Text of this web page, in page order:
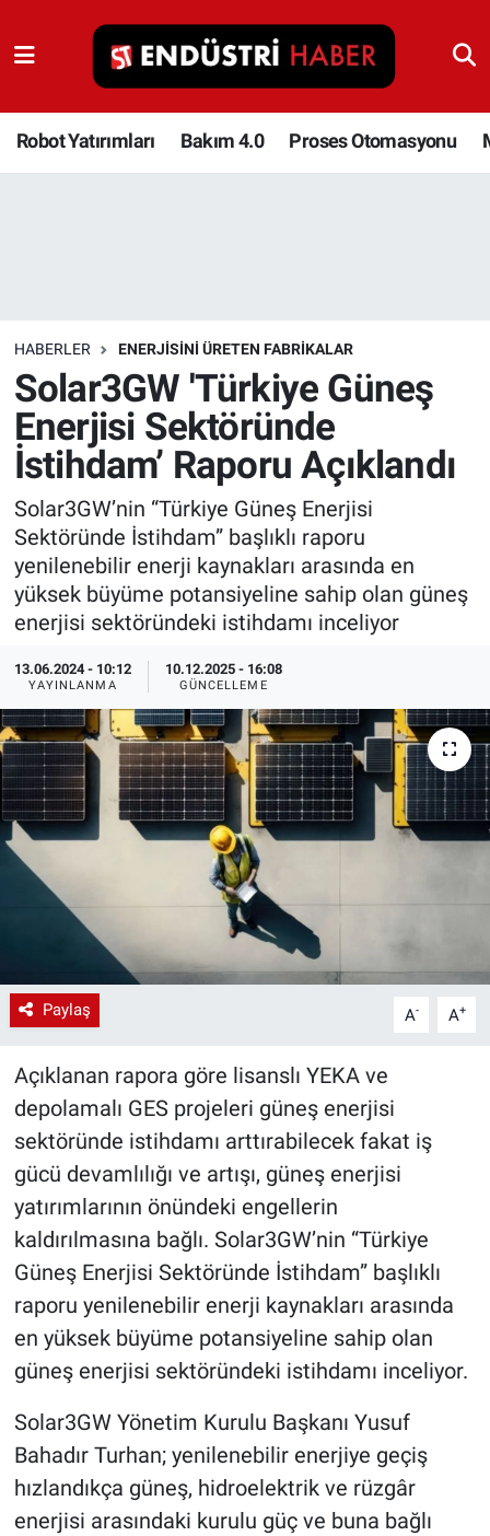
Robot Yatırımları Bakım 4.0 Proses Otomasyonu
HABERLER ENERJISINI ÜRETEN FABRIKALAR
Solar3GW 'Türkiye Güneş
Enerjisi Sektöründe
İstihdam’ Raporu Açıklandı
Solar3GW’nin “Türkiye Güneş Enerjisi
Sektöründe İstihdam” başlıklı raporu
yenilenebilir enerji kaynakları arasında en
yüksek büyüme potansiyeline sahip olan güneş
enerjisi sektöründeki istihdamı inceliyor
13.06.2024 - 10:12
YAYINLANMA
10.12.2025 - 16:08
GÜNCELLEME
Paylaş A- A+
Açıklanan rapora göre lisanslı YEKA ve
depolamalı GES projeleri güneş enerjisi
sektöründe istihdamı arttırabilecek fakat iş
gücü devamlılığı ve artışı, güneş enerjisi
yatırımlarının önündeki engellerin
kaldırılmasına bağlı. Solar3GW’nin “Türkiye
Güneş Enerjisi Sektöründe İstihdam” başlıklı
raporu yenilenebilir enerji kaynakları arasında
en yüksek büyüme potansiyeline sahip olan
güneş enerjisi sektöründeki istihdamı inceliyor.
Solar3GW Yönetim Kurulu Başkanı Yusuf
Bahadır Turhan; yenilenebilir enerjiye geçiş
hızlandıkça güneş, hidroelektrik ve rüzgâr
enerjisi arasındaki kurulu güç ve buna bağlı
Robot Yatırımları
Bakım 4.0
Depolama Çözümleri
İnşaat ve Malzeme
HaberOrtak
EndüstriST
Enerjisini Üreten Fabrikalar
Endüstri 4.0 Uygulamaları
Ağır Sanayi Çözümleri